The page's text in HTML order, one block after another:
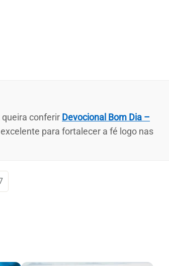
conferir Devocional Bom Dia –
para fortalecer a fé logo nas